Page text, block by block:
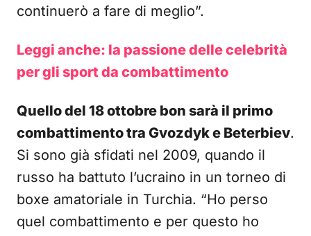
continuerò a fare di meglio”.
Leggi anche: la passione delle celebrità
per gli sport da combattimento
Quello del 18 ottobre bon sarà il primo
combattimento tra Gvozdyk e Beterbiev.
Si sono già sfidati nel 2009, quando il
russo ha battuto l’ucraino in un torneo di
boxe amatoriale in Turchia. “Ho perso
quel combattimento e per questo ho